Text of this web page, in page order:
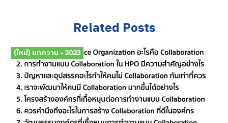
Related Posts
(ใหม่) บทความ - 2023